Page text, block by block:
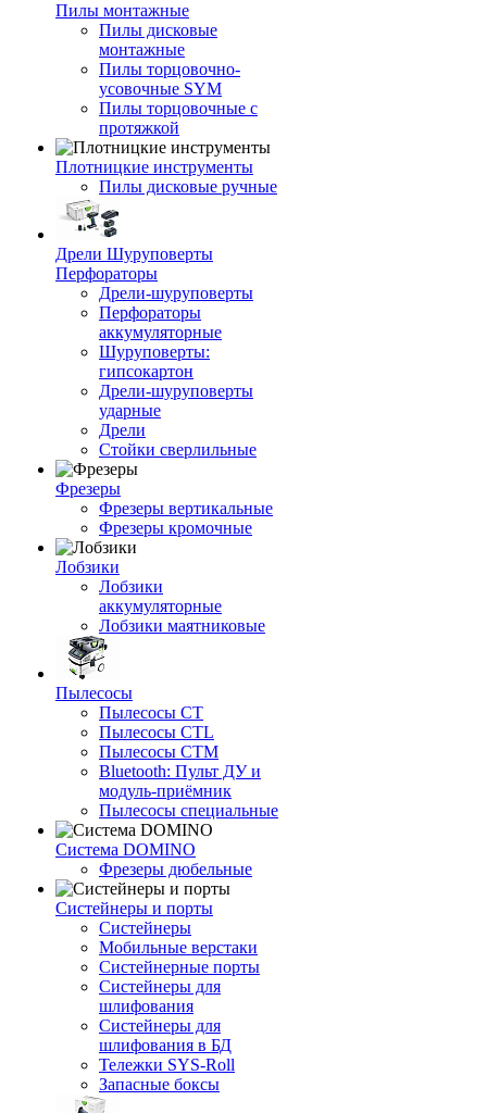
Пилы монтажные
Пилы дисковые
монтажные
Пилы торцовочно-
усовочные SYM
Пилы торцовочные с
протяжкой
Плотницкие инструменты
Пилы дисковые ручные
Дрели Шуруповерты
Перфораторы
Дрели-шуруповерты
Перфораторы
аккумуляторные
Шуруповерты:
гипсокартон
Дрели-шуруповерты
ударные
Дрели
Стойки сверлильные
Фрезеры
Фрезеры вертикальные
Фрезеры кромочные
Лобзики
Лобзики
аккумуляторные
Лобзики маятниковые
Пылесосы
Пылесосы CT
Пылесосы CTL
Пылесосы CTM
Bluetooth: Пульт ДУ и
модуль-приёмник
Пылесосы специальные
Система DOMINO
Фрезеры дюбельные
Систейнеры и порты
Систейнеры
Мобильные верстаки
Систейнерные порты
Систейнеры для
шлифования
Систейнеры для
шлифования в БД
Тележки SYS-Roll
Запасные боксы